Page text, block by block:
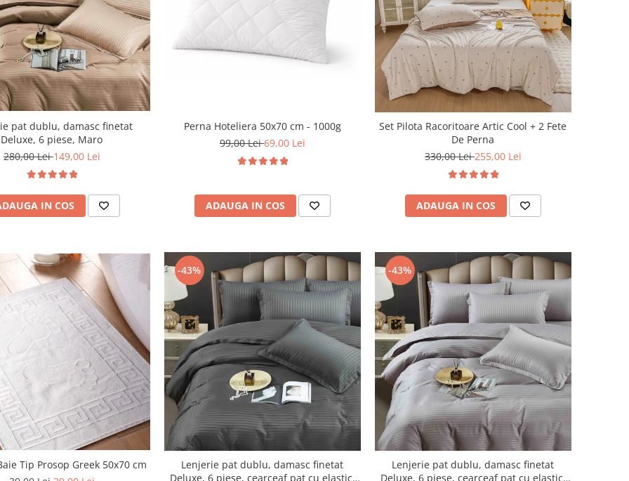
pat dublu, damasc finetat
Deluxe, 6 piese, Maro
280,00 Lei149,00 Lei
IN COS
Perna Hoteliera 50x70 cm - 1000g
99,00 Lei69,00 Lei
ADAUGA IN COS
Set Pilota Racoritoare Artic Cool + 2 Fete
De Perna
330,00 Lei255,00 Lei
ADAUGA IN COS
Tip Prosop Greek 50x70 cm
-43%
Lenjerie pat dublu, damasc finetat
Deluxe, 6 piese, cearceaf pat cu elastic,
-43%
Lenjerie pat dublu, damasc finetat
Deluxe, 6 piese, cearceaf pat cu elastic,